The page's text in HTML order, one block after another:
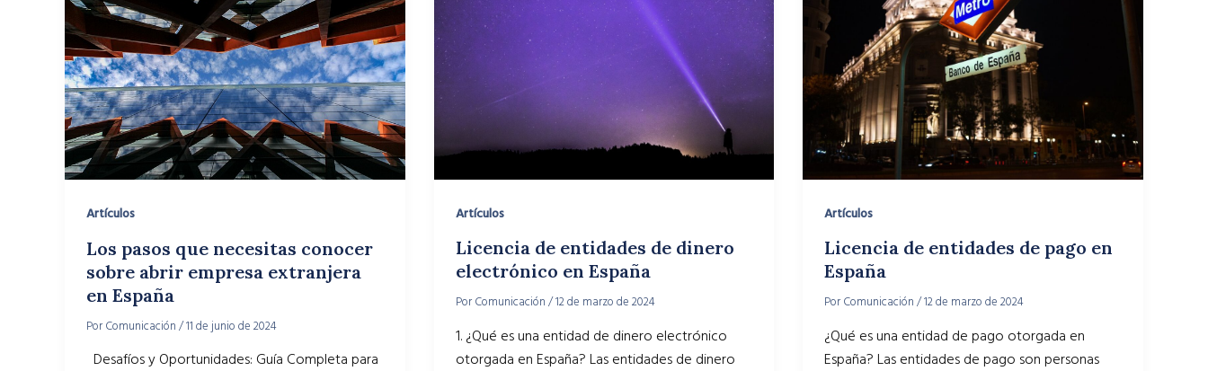
Artículos
Los pasos que necesitas conocer
sobre abrir empresa extranjera
en España
Por Comunicación /11 de junio de 2024
Desafíos y Oportunidades: Guía Completa para
Artículos
Licencia de entidades de dinero
electrónico en España
Por Comunicación /12 de marzo de 2024
1. ¿Qué es una entidad de dinero electrónico
otorgada en España? Las entidades de dinero
Artículos
Licencia de entidades de pago en
España
Por Comunicación/12 de marzo de 2024
¿Qué es una entidad de pago otorgada en
España? Las entidades de pago son personas